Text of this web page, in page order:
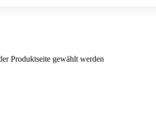
Produktseite gewählt werden